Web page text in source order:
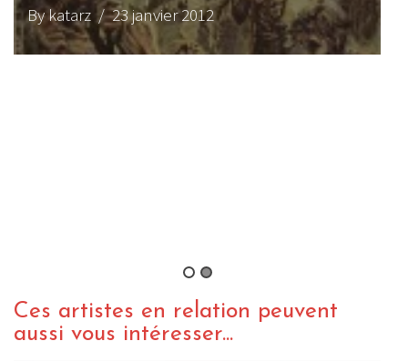
By Watchmaker/ 15 avril 2020
Ces artistes en relation peuvent
aussi vous intéresser...